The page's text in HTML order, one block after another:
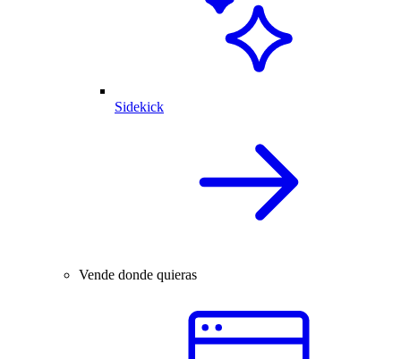
Sidekick
Vende donde quieras